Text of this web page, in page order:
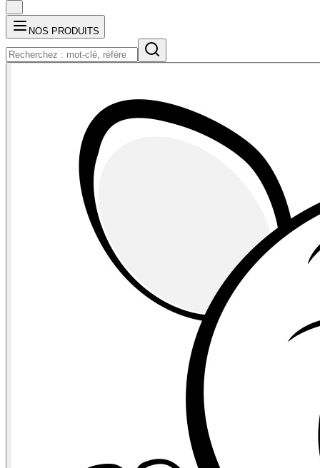
NOS PRODUITS